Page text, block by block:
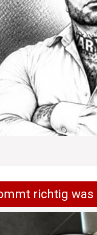
richtig was